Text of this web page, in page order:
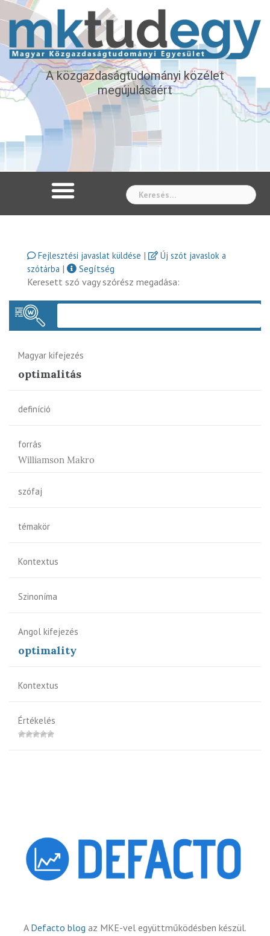
A közgazdaságtudományi közélet
megújulásáért
Fejlesztési javaslat küldése |
Új szót javaslok a
szótárba |
Segítség
Keresett szó vagy szórész megadása:
Magyar kifejezés
optimalitás
definíció
forrás
Williamson Makro
szófaj
témakör
Kontextus
Szinoníma
Angol kifejezés
optimality
Kontextus
Értékelés
A Defacto blog az MKE-vel együttműködésben készül.